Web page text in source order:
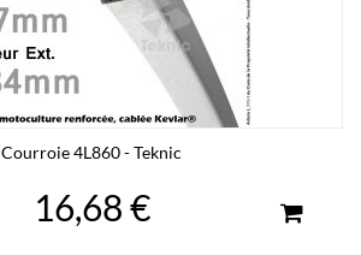
Courroie 4L860 - Teknic
16,68 €